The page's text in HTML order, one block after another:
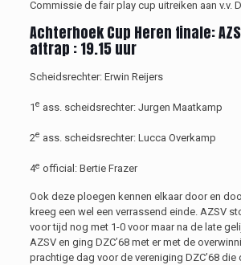
Commissie de fair play cup uitreiken aan v.v.
Achterhoek Cup Heren finale:
aftrap :19.15 uur
Scheidsrechter: Erwin Reijers
1e ass. scheidsrechter: Jurgen Maatkamp
2e ass. scheidsrechter: Lucca Overkamp
4e official: Bertie Frazer
Ook deze ploegen kennen elkaar door en
kreeg een wel een verrassend einde. AZSV
voor tijd nog met 1-0 voor maar na de late
AZSV en ging DZC’68 met er met de
prachtige dag voor de vereniging DZC’68 die